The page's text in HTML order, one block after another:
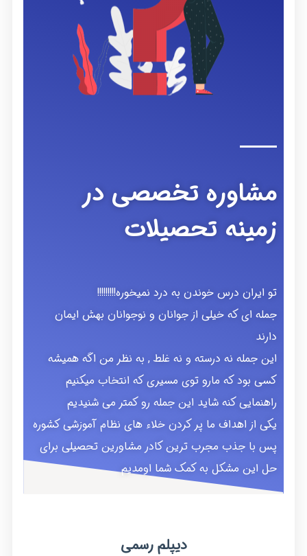
مشاوره تخصصی در
زمینه تحصیلات
تو ایران درس خوندن به درد نمیخوره!!!!!!!!!
جمله ای که خیلی از جوانان و نوجوانان بهش ایمان
دارند
این جمله نه درسته و نه غلط , به نظر من اگه همیشه
کسی بود که مارو توی مسیری که انتخاب میکنیم
راهنمایی کنه شاید این جمله رو کمتر می شنیدیم
یکی از اهداف ما پر کردن خلاء های نظام آموزشی کشوره
پس با جذب مجرب ترین کادر مشاورین تحصیلی برای
حل این مشکل به کمک شما اومدیم
دیپلم رسمی